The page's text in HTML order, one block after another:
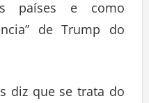
países e como
de Trump do
diz que se trata do